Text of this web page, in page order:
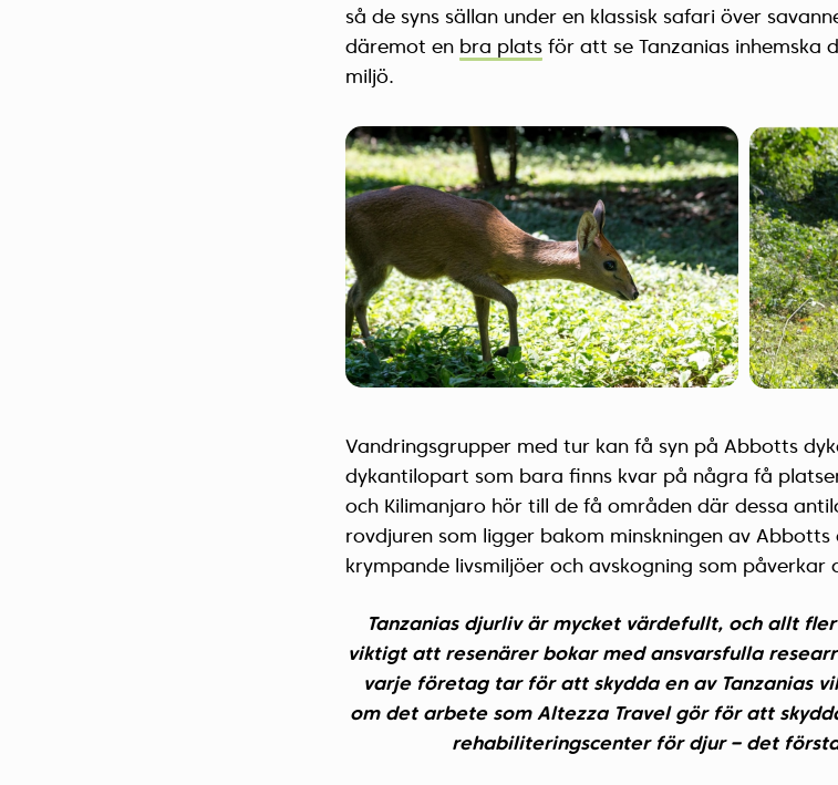
så de syns sällan under en klassisk safari över
däremot en bra plats för att se Tanzanias inhemska
miljö.
Vandringsgrupper med tur kan få syn på Abbotts
dykantilopart som bara finns kvar på några få
och Kilimanjaro hör till de få områden där dessa
rovdjuren som ligger bakom minskningen av
krympande livsmiljöer och avskogning som påverkar
Tanzanias djurliv är mycket värdefullt, och allt
viktigt att resenärer bokar med ansvarsfulla
varje företag tar för att skydda en av Tanzanias
om det arbete som Altezza Travel gör för att
rehabiliteringscenter för djur – det